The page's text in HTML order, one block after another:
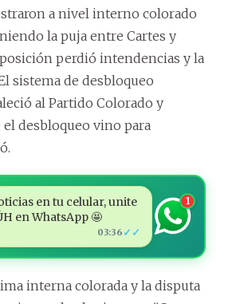
a nivel interno colorado
la puja entre Cartes y
perdió intendencias y la
sistema de desbloqueo
al Partido Colorado y
desbloqueo vino para
en tu celular, unite
en WhatsApp 🤩
03:36 ✓✓
1
interna colorada y la disputa